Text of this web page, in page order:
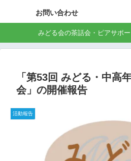
お問い合わせ
みどる会の茶話会・ピアサポ
「第53回 みどる・中高
会」の開催報告
活動報告